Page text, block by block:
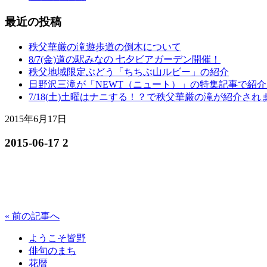
最近の投稿
秩父華厳の滝遊歩道の倒木について
8/7(金)道の駅みなの 七夕ビアガーデン開催！
秩父地域限定ぶどう「ちちぶ山ルビー」の紹介
日野沢三滝が「NEWT（ニュート）」の特集記事で紹介
7/18(土)土曜はナニする！？で秩父華厳の滝が紹介され
2015年6月17日
2015-06-17 2
« 前の記事へ
ようこそ皆野
俳句のまち
花暦